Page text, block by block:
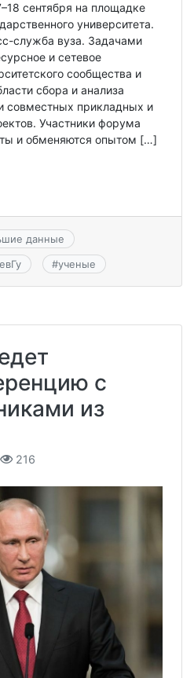
сентября на площадке
университета.
служба вуза. Задачами
и сетевое
сообщества и
сбора и анализа
совместных прикладных и
Участники форума
и обменяются опытом […]
данные
#ученые
с
из
216